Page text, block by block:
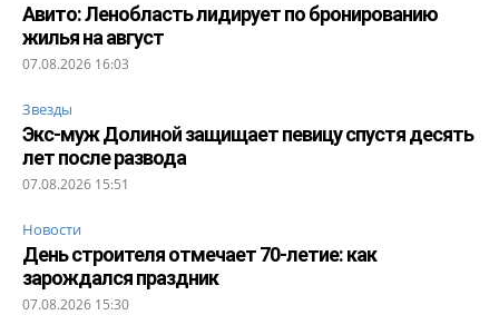
Авито: Ленобласть лидирует по бронированию
жилья на август
07.08.2026 16:03
Звезды
Экс-муж Долиной защищает певицу спустя десять
лет после развода
07.08.2026 15:51
Новости
День строителя отмечает 70-летие: как
зарождался праздник
07.08.2026 15:30